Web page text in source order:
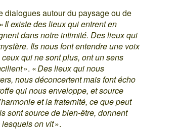
dialogues autour du paysage ou de
Il existe des lieux qui entrent en
dans notre intimité. Des lieux qui
Ils nous font entendre une voix
qui ne sont plus, ont un sens
». «Des lieux qui nous
nous déconcertent mais font écho
qui nous enveloppe, et source
et la fraternité, ce que peut
sont source de bien-être, donnent
lesquels on vit».